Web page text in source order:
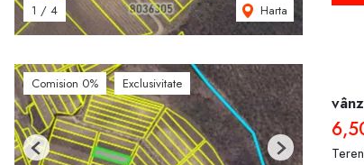
1 / 4 Harta
Comision 0% Exclusivitate
Previous Next